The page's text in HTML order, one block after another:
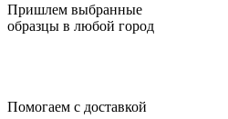
Пришлем выбранные
образцы в любой город
Помогаем с доставкой